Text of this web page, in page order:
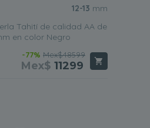
como un diseño con
12-13 mm
Tahití de calidad AA de
en color Negro
-77% Mex$48599
Mex$ 11299